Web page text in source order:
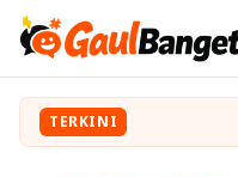
TERKINI